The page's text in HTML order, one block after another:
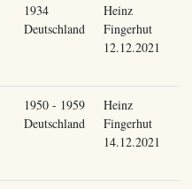
1934
Deutschland
Heinz
Fingerhut
12.12.2021
1950 - 1959
Deutschland
Heinz
Fingerhut
14.12.2021